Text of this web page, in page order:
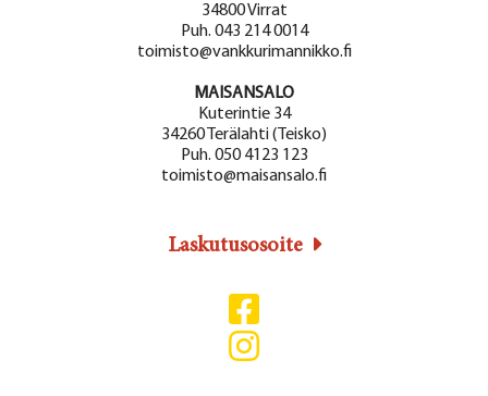
34800 Virrat
Puh. 043 214 0014
toimisto@vankkurimannikko.fi
MAISANSALO
Kuterintie 34
34260 Terälahti (Teisko)
Puh. 050 4123 123
toimisto@maisansalo.fi
Laskutusosoite